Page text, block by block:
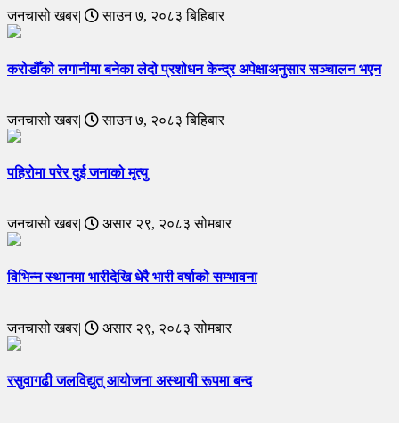
जनचासो खबर| साउन ७, २०८३ बिहिबार
करोडौँको लगानीमा बनेका लेदो प्रशोधन केन्द्र अपेक्षाअनुसार सञ्चालन भएन
जनचासो खबर| साउन ७, २०८३ बिहिबार
पहिरोमा परेर दुई जनाको मृत्यु
जनचासो खबर| असार २९, २०८३ सोमबार
विभिन्न स्थानमा भारीदेखि धेरै भारी वर्षाको सम्भावना
जनचासो खबर| असार २९, २०८३ सोमबार
रसुवागढी जलविद्युत् आयोजना अस्थायी रूपमा बन्द